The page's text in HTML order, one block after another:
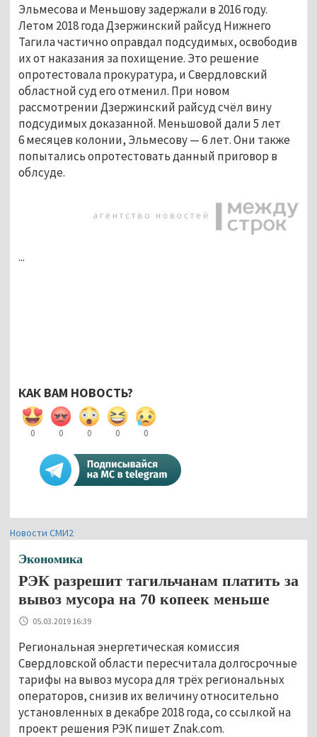
Эльмесова и Меньшову задержали в 2016 году.
Летом 2018 года Дзержинский райсуд Нижнего
Тагила частично оправдал подсудимых, освободив
их от наказания за похищение. Это решение
опротестовала прокуратура, и Свердловский
областной суд его отменил. При новом
рассмотрении Дзержинский райсуд счёл вину
подсудимых доказанной. Меньшовой дали 5 лет
6 месяцев колонии, Эльмесову — 6 лет. Они также
попытались опротестовать данный приговор в
облсуде.
...
КАК ВАМ НОВОСТЬ?
0 0 0 0 0
Новости СМИ2
Экономика
РЭК разрешит тагильчанам платить за
вывоз мусора на 70 копеек меньше
05.03.2019 16:39
Региональная энергетическая комиссия
Свердловской области пересчитала долгосрочные
тарифы на вывоз мусора для трёх региональных
операторов, снизив их величину относительно
установленных в декабре 2018 года, со ссылкой на
проект решения РЭК пишет Znak.com.